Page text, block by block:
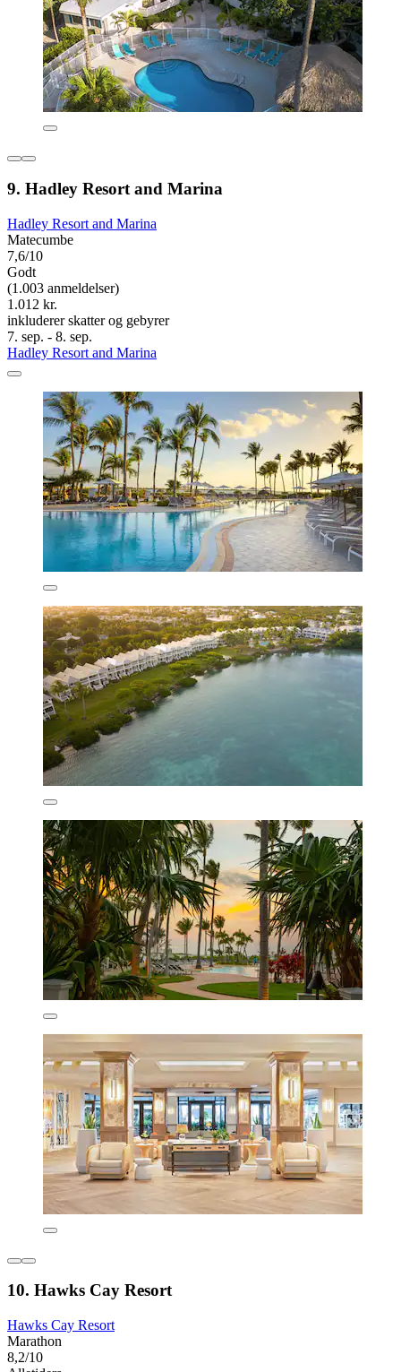
9. Hadley Resort and Marina
Hadley Resort and Marina
Matecumbe
7,6/10
Godt
(1.003 anmeldelser)
1.012 kr.
inkluderer skatter og gebyrer
7. sep. - 8. sep.
Hadley Resort and Marina
10. Hawks Cay Resort
Hawks Cay Resort
Marathon
8,2/10